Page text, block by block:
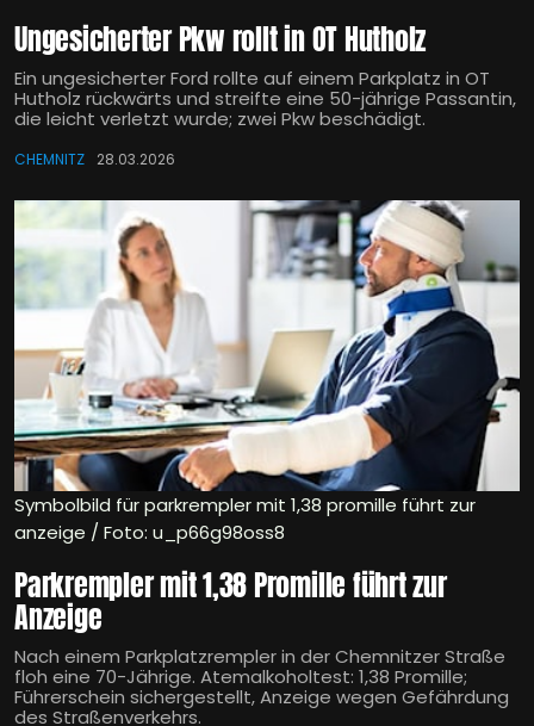
Ungesicherter Pkw rollt in OT Hutholz
Ein ungesicherter Ford rollte auf einem Parkplatz in OT
Hutholz rückwärts und streifte eine 50-jährige Passantin,
die leicht verletzt wurde; zwei Pkw beschädigt.
CHEMNITZ 28.03.2026
Symbolbild für parkrempler mit 1,38 promille führt zur
anzeige / Foto: u_p66g98oss8
Parkrempler mit 1,38 Promille führt zur
Anzeige
Nach einem Parkplatzrempler in der Chemnitzer Straße
floh eine 70-Jährige. Atemalkoholtest: 1,38 Promille;
Führerschein sichergestellt, Anzeige wegen Gefährdung
des Straßenverkehrs.